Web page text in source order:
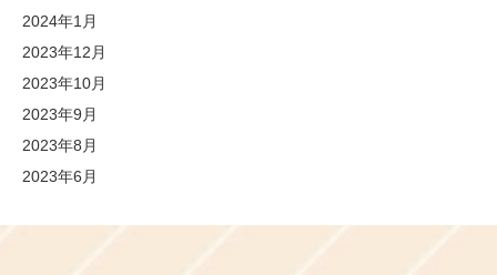
2024年1月
2023年12月
2023年10月
2023年9月
2023年8月
2023年6月